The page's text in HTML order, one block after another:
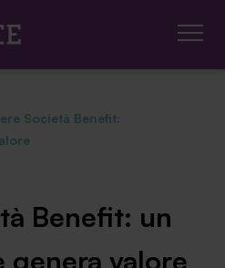
Società Benefit:
Benefit: un
genera valore